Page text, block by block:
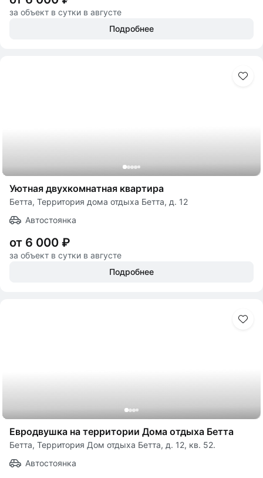
за объект в сутки в августе
Подробнее
Уютная двухкомнатная квартира
Бетта, Территория дома отдыха Бетта, д. 12
Автостоянка
от 6 000 ₽
за объект в сутки в августе
Подробнее
Евродвушка на территории Дома отдыха Бетта
Бетта, Территория Дом отдыха Бетта, д. 12, кв. 52.
Автостоянка